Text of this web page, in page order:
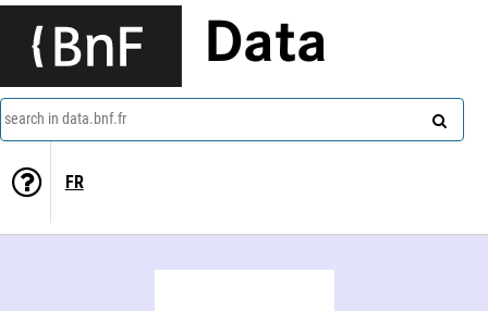
Data
search in data.bnf.fr
FR